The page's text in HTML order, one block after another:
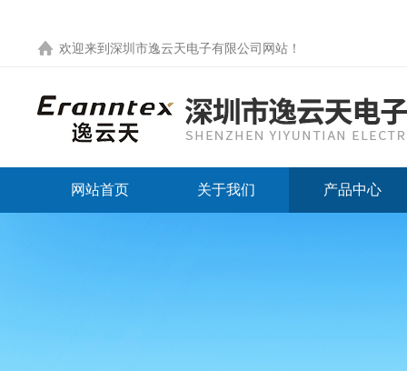
欢迎来到 深圳市逸云天电子有限公司网站 ！
网站首页 关于我们 产品中心